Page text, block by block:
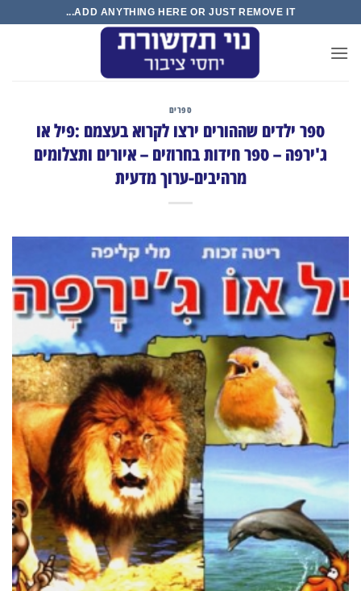
content
ADD ANYTHING HERE OR JUST REMOVE IT...
ספרים
ספר ילדים שההורים ירצו לקרוא בעצמם :פיל או
ג'ירפה – ספר חידות בחרוזים – איורים ותצלומים
מרהיבים-ערוך מדעית